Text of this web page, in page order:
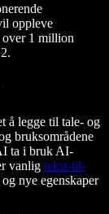
oppleve
over 1 million
å legge til tale- og
bruksområdene
ta i bruk AI-
vanlig tekst-til-
nye egenskaper